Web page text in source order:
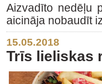
Aizvadīto nedēļu
aicināja nobaudīt
15.05.2018
Trīs lieliskas